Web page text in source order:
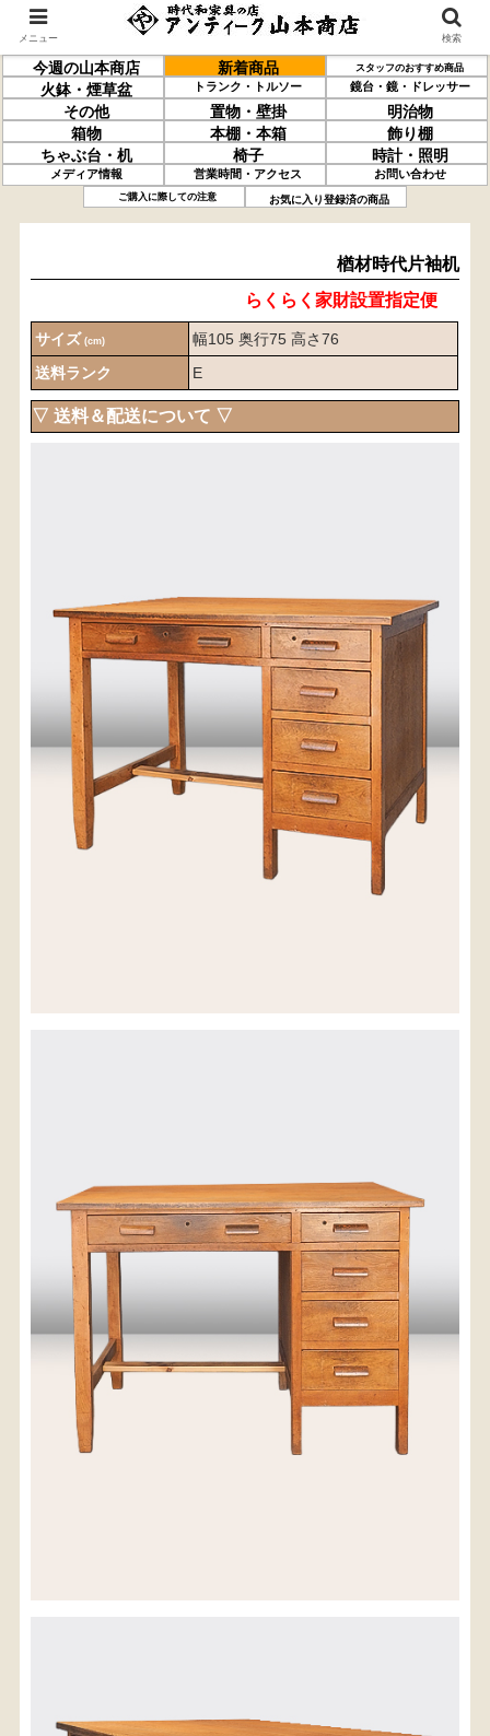
今週の山本商店 新着商品 スタッフのおすすめ商品
火鉢・煙草盆 トランク・トルソー 鏡台・鏡・ドレッサー
その他 置物・壁掛
明治物
箱物
本棚・本箱
飾り棚
ちゃぶ台・机
椅子 時計・照明
メディア情報 営業時間・アクセス お問い合わせ
ご購入に際しての注意 お気に入り登録済の商品
時代片袖机
楢材時代片袖机
らくらく家財設置指定便
サイズ (cm)
幅105 奥行75 高さ76
送料ランク
E
▽ 送料＆配送について ▽
だくと、自動的に送料が加算されます。
・配送についての詳細は、こちら→
【送料を確認する】
お届け先、送料ランクを選択する事で送料が表
示されます。
お届け先
送料ランク
メニュー 検索